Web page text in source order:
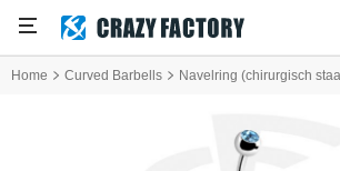
Home Curved Barbells Navelring (chirurgisch